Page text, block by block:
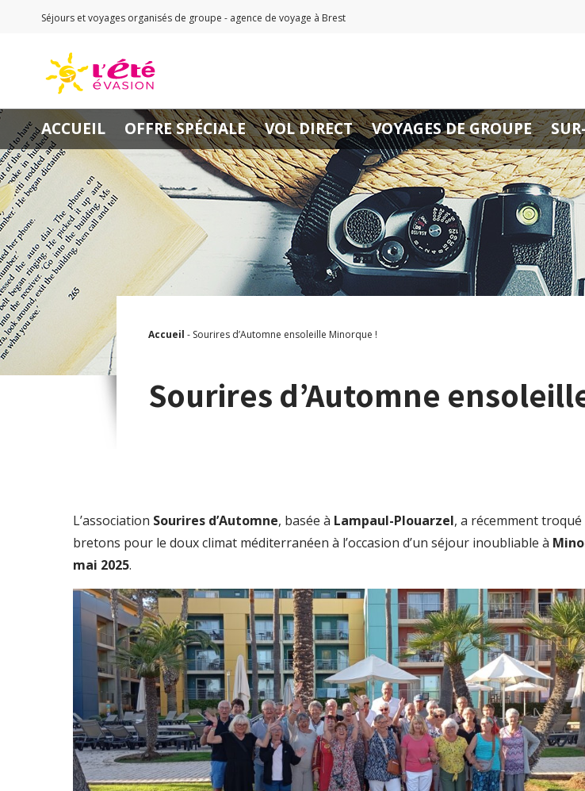
Séjours et voyages organisés de groupe - agence de voyage à Brest
ACCUEIL OFFRE SPÉCIALE VOL DIRECT VOYAGES DE GROUPE
Accueil - Sourires d’Automne ensoleille Minorque !
Sourires d’Automne
L’association Sourires d’Automne, basée à Lampaul-Plouarzel, a récemment
bretons pour le doux climat méditerranéen à l’occasion d’un séjour inoubliable à
mai 2025.